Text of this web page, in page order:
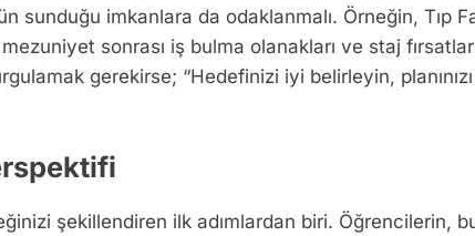
sunduğu imkanlara da odaklanmalı. Örneğin, Tıp
sonrası iş bulma olanakları ve staj
gerekirse; “Hedefinizi iyi belirleyin,
şekillendiren ilk adımlardan biri. Öğrencilerin,